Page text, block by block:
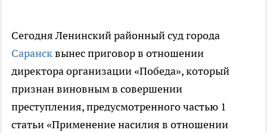
Сегодня Ленинский районный суд города
Сарансквынес приговор в отношении
директора организации «Победа», который
признан виновным в совершении
преступления, предусмотренного частью 1
статьи «Применение насилия в отношении